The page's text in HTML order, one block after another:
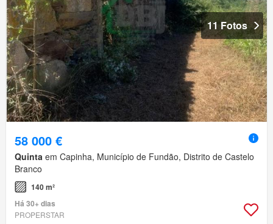
11 Fotos
58 000 €
Quinta em Capinha, Município de Fundão, Distrito de Castelo
Branco
140 m²
Há 30+ dias
PROPERSTAR